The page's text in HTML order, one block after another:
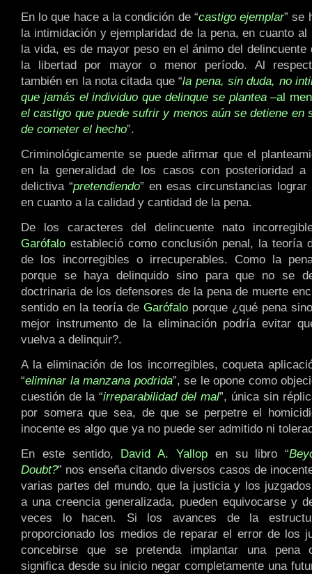
En lo que hace a la condición de “castigo ejemplar” se
la intimidación y ejemplaridad de la pena, en cuanto al
la vida, es de mayor peso en el ánimo del delincuente
la libertad por mayor o menor período. Al
también en la nota citada que “la pena, sin duda, no
que jamás el individuo que delinque se plantea –al
el castigo que puede sufrir y menos aún se detiene en
de cometer el hecho”.
Criminológicamente se puede afirmar que el
en la generalidad de los casos con posterioridad a
delictiva “pretendiendo” en esas circunstancias
en cuanto a la calidad y cantidad de la pena.
De los caracteres del delincuente nato
Garófalo estableció como conclusión penal, la teoría
de los incorregibles o irrecuperables. Como la
porque se haya delinquido sino para que no se
doctrinaria de los defensores de la pena de muerte
sentido en la teoría de Garófalo porque ¿qué pena
mejor instrumento de la eliminación podría evitar
vuelva a delinquir?.
A la eliminación de los incorregibles, coqueta
“eliminar la manzana podrida”, se le opone como
cuestión de la “irreparabilidad del mal”, única sin
por somera que sea, de que se perpetre el
inocente es algo que ya no puede ser admitido ni
En este sentido, David A. Yallop en su libro “
Doubt?” nos enseña citando diversos casos de
varias partes del mundo, que la justicia y los
a una creencia generalizada, pueden equivocarse y
veces lo hacen. Si los avances de la
proporcionado los medios de reparar el error de los
concebirse que se pretenda implantar una pena
significa desde su inicio negar completamente una